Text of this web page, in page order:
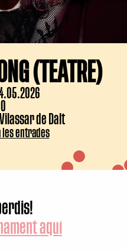
(TEATRE)
de Dalt
les entrades
aquí